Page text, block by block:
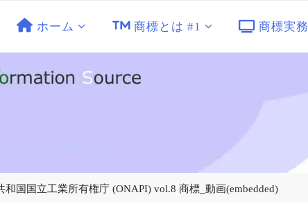
ホーム 商標とは #1 商標実務
和国国立工業所有権庁 (ONAPI) vol.8 商標_動画(embedded)